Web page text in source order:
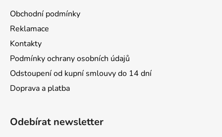
Obchodní podmínky
Reklamace
Kontakty
Podmínky ochrany osobních údajů
Odstoupení od kupní smlouvy do 14 dní
Doprava a platba
Odebírat newsletter